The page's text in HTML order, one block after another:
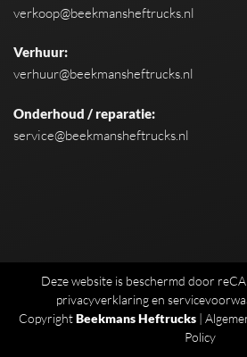
verkoop@beekmansheftrucks.nl
Verhuur:
verhuur@beekmansheftrucks.nl
Onderhoud / reparatie:
service@beekmansheftrucks.nl
Deze website is beschermd door
privacyverklaringen
CopyrightBeekmans Heftrucks|
Policy